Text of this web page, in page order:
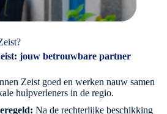
jouw betrouwbare partner
Zeist goed en werken nauw samen
hulpverleners in de regio.
Na de rechterlijke beschikking